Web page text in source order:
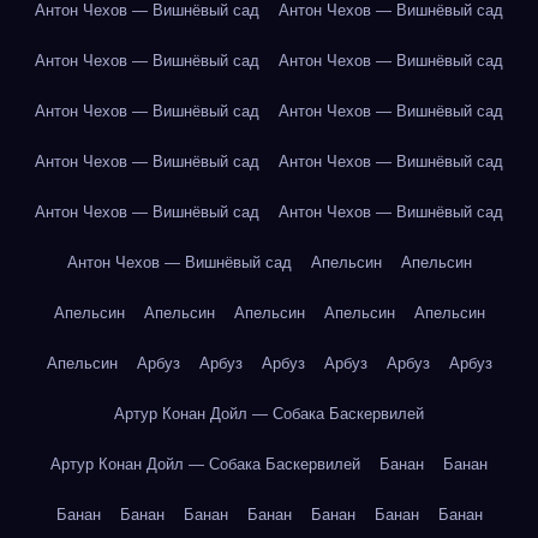
Антон Чехов — Вишнёвый сад Антон Чехов — Вишнёвый сад
Антон Чехов — Вишнёвый сад Антон Чехов — Вишнёвый сад
Антон Чехов — Вишнёвый сад Антон Чехов — Вишнёвый сад
Антон Чехов — Вишнёвый сад Антон Чехов — Вишнёвый сад
Антон Чехов — Вишнёвый сад Антон Чехов — Вишнёвый сад
Антон Чехов — Вишнёвый сад Апельсин Апельсин
Апельсин Апельсин Апельсин Апельсин Апельсин
Апельсин Арбуз Арбуз Арбуз Арбуз Арбуз Арбуз
Артур Конан Дойл — Собака Баскервилей
Артур Конан Дойл — Собака Баскервилей Банан Банан
Банан Банан Банан Банан Банан Банан Банан